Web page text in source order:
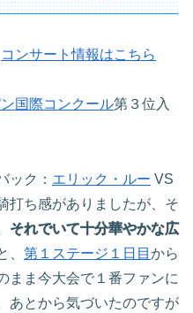
コンサート情報はこちら
国際コンクール第３位入
ック： エリック・ルー VS
打ち感がありましたが、そ
それでいて十分華やかな広
、 第１ステージ１日目 から
まま今大会で１番ファンに
あとから気づいたのですが